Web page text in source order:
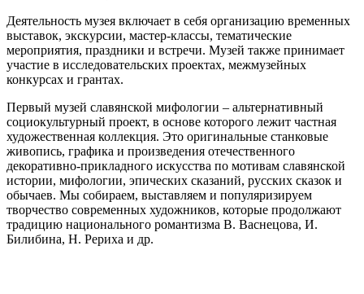
Деятельность музея включает в себя организацию временных
выставок, экскурсии, мастер-классы, тематические
мероприятия, праздники и встречи. Музей также принимает
участие в исследовательских проектах, межмузейных
конкурсах и грантах.
Первый музей славянской мифологии – альтернативный
социокультурный проект, в основе которого лежит частная
художественная коллекция. Это оригинальные станковые
живопись, графика и произведения отечественного
декоративно-прикладного искусства по мотивам славянской
истории, мифологии, эпических сказаний, русских сказок и
обычаев. Мы собираем, выставляем и популяризируем
творчество современных художников, которые продолжают
традицию национального романтизма В. Васнецова, И.
Билибина, Н. Рериха и др.